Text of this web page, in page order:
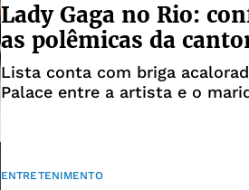
Lady Gaga no Rio:
as polêmicas da
Lista conta com briga
Palace entre a artista e o
ENTRETENIMENTO